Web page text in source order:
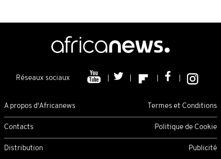
Réseaux sociaux
A propos d'Africanews Termes et Conditions
Contacts Politique de Cookie
Distribution Publicité